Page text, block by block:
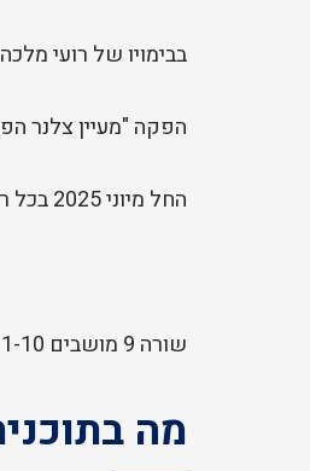
בבימויו של רועי מלכה
הפקה "מעיין צלנר
החל מיוני 2025 בכל רחבי הארץ
שורה 9 מושבים 1-10
מה